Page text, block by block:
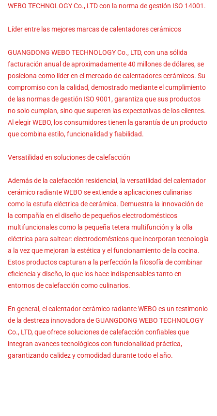
WEBO TECHNOLOGY Co., LTD con la norma de gestión ISO 14001.
Líder entre las mejores marcas de calentadores cerámicos
GUANGDONG WEBO TECHNOLOGY Co., LTD, con una sólida
facturación anual de aproximadamente 40 millones de dólares, se
posiciona como líder en el mercado de calentadores cerámicos. Su
compromiso con la calidad, demostrado mediante el cumplimiento
de las normas de gestión ISO 9001, garantiza que sus productos
no solo cumplan, sino que superen las expectativas de los clientes.
Al elegir WEBO, los consumidores tienen la garantía de un producto
que combina estilo, funcionalidad y fiabilidad.
Versatilidad en soluciones de calefacción
Además de la calefacción residencial, la versatilidad del calentador
cerámico radiante WEBO se extiende a aplicaciones culinarias
como la estufa eléctrica de cerámica. Demuestra la innovación de
la compañía en el diseño de pequeños electrodomésticos
multifuncionales como la pequeña tetera multifunción y la olla
eléctrica para saltear: electrodomésticos que incorporan tecnología
a la vez que mejoran la estética y el funcionamiento de la cocina.
Estos productos capturan a la perfección la filosofía de combinar
eficiencia y diseño, lo que los hace indispensables tanto en
entornos de calefacción como culinarios.
En general, el calentador cerámico radiante WEBO es un testimonio
de la destreza innovadora de GUANGDONG WEBO TECHNOLOGY
Co., LTD, que ofrece soluciones de calefacción confiables que
integran avances tecnológicos con funcionalidad práctica,
garantizando calidez y comodidad durante todo el año.